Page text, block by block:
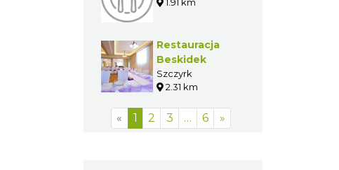
Toma"
"Zagroń"
Szczyrk
1.91 km
Restauracja